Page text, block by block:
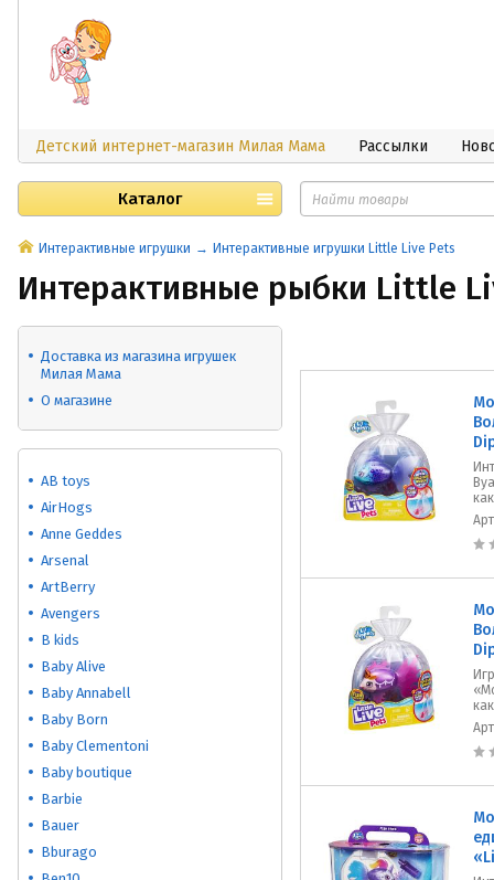
Детский интернет-магазин Милая Мама Рассылки
Каталог
Интерактивные игрушки Интерактивные игрушки Little Live Pets
Интерактивные рыбки Little
Доставка из магазина игрушек
Милая Мама
О магазине
AB toys
AirHogs
Anne Geddes
Arsenal
ArtBerry
Avengers
B kids
Baby Alive
Baby Annabell
Baby Born
Baby Clementoni
Baby boutique
Barbie
Bauer
Bburago